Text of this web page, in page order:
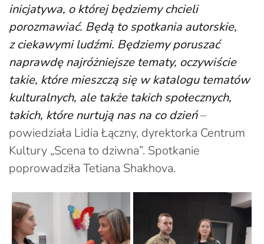
inicjatywa, o której będziemy chcieli
porozmawiać. Będą to spotkania autorskie,
z ciekawymi ludźmi. Będziemy poruszać
naprawdę najróżniejsze tematy, oczywiście
takie, które mieszczą się w katalogu tematów
kulturalnych, ale także takich społecznych,
takich, które nurtują nas na co dzień–
powiedziała Lidia Łączny, dyrektorka Centrum
Kultury „Scena to dziwna”. Spotkanie
poprowadziła Tetiana Shakhova.